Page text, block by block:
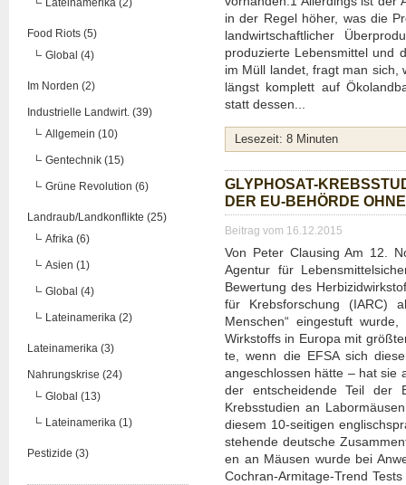
Lateinamerika (2)
Food Riots (5)
Global (4)
Im Norden (2)
Industrielle Landwirt. (39)
Allgemein (10)
Gentechnik (15)
Grüne Revolution (6)
Landraub/Landkonflikte (25)
Afrika (6)
Asien (1)
Global (4)
Lateinamerika (2)
Lateinamerika (3)
Nahrungskrise (24)
Global (13)
Lateinamerika (1)
Pestizide (3)
in der Regel höher, was die
land­wirt­schaft­li­cher
pro­du­zier­te Lebens­mit­tel und
im Müll lan­det, fragt man sich,
längst kom­plett auf
statt des­sen...
Lese­zeit: 8 Minu­ten
GLY­PHO­SAT-
DER EU-BEHÖR­DE
Beitrag vom 16.12.2015
Von Peter Claus­ing Am 12.
Agen­tur für
Bewer­tung des
für Krebs­for­schung (IARC)
Men­schen“ ein­ge­stuft
Wirk­stoffs in Euro­pa mit
te, wenn die EFSA sich
ange­schlos­sen hät­te – hat sie
der ent­schei­den­de Teil der
Krebs­stu­di­en an
die­sem 10-sei­ti­gen
ste­hen­de deut­sche
en an Mäu­sen wur­de bei
Cochran-Armi­ta­ge-Trend